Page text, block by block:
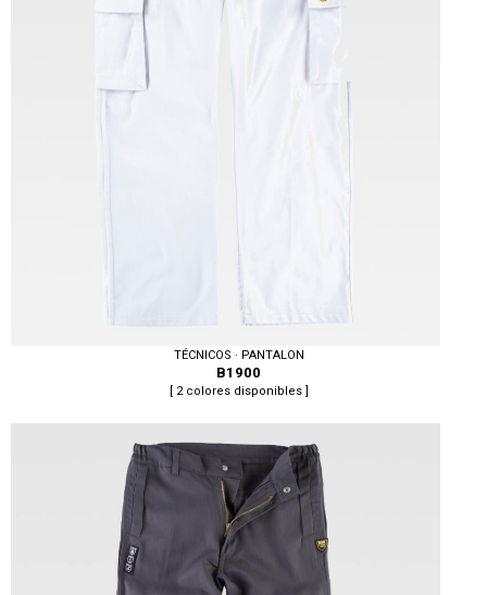
Tallas: S, M, L, XL, XXL, 3XL
TÉCNICOS · PANTALON
B1900
[ 2 colores disponibles ]